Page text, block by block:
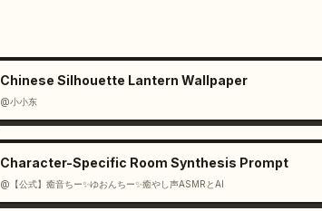
Chinese Silhouette Lantern Wallpaper
@小小东
Character-Specific Room Synthesis Prompt
@【公式】癒音ちー✨ゆおんちー✨癒やし声ASMRとAI